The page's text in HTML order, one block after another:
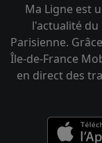
Ma Ligne est
l'actualité du
Parisienne.
Île-de-France
en direct des